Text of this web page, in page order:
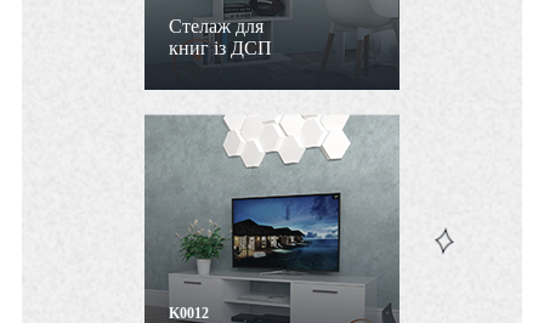
Стелаж для
книг із ДСП
K0012